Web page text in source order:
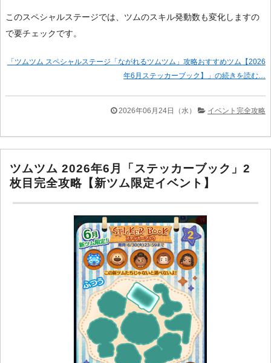
このスペシャルステージでは、ツムのスキル発動数も変化しますの
で要チェックです。
「ツムツム スペシャルステージ「ながれるツムツム」攻略おすすめツム【2026
年6月ステッカーブック】」の続きを読む…
2026年06月24日（水） イベント完全攻略
ツムツム 2026年6月「ステッカーブック」2
枚目完全攻略【新ツム限定イベント】